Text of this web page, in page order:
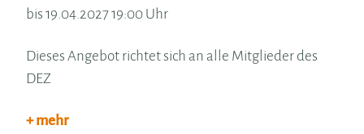
bis 19.04.2027 19:00 Uhr
Dieses Angebot richtet sich an alle Mitglieder des
DEZ
+ mehr